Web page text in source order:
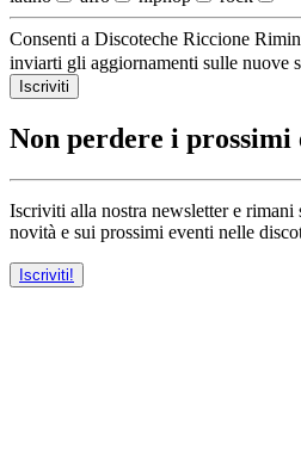
Consenti a Discoteche Riccione
inviarti gli aggiornamenti sulle nuove
Iscriviti
Non perdere i prossimi
Iscriviti alla nostra newsletter e rimani
novità e sui prossimi eventi nelle
Iscriviti!